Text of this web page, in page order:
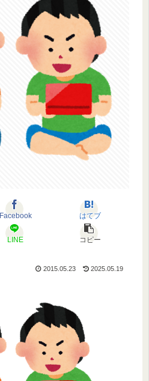
Facebook はてブ
LINE コピー
2015.05.23 2025.05.19